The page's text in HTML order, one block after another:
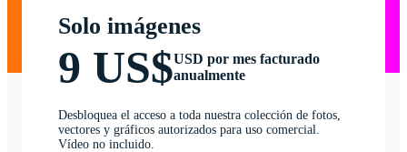
Solo imágenes
9 US$USD por mes facturado
anualmente
Desbloquea el acceso a toda nuestra colección de fotos,
vectores y gráficos autorizados para uso comercial.
Vídeo no incluido.